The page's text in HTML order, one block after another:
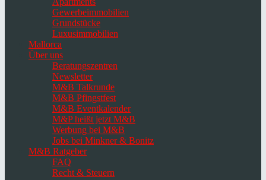
Gewerbeimmobilien
Grundstücke
Luxusimmobilien
Mallorca
Über uns
Beratungszentren
Newsletter
M&B Talkrunde
M&B Pfingstfest
M&B Eventkalender
M&P heißt jetzt M&B
Werbung bei M&B
Jobs bei Minkner & Bonitz
M&B Ratgeber
FAQ
Recht & Steuern